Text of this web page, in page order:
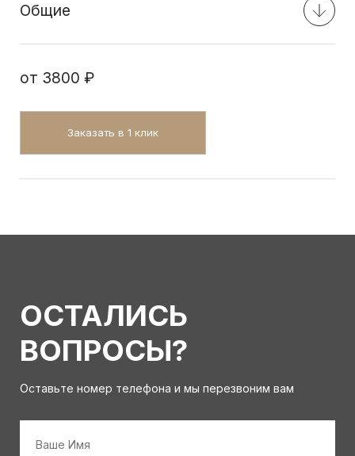
Общие
от 3800 ₽
Заказать в 1 клик
ОСТАЛИСЬ
ВОПРОСЫ?
Оставьте номер телефона и мы перезвоним вам